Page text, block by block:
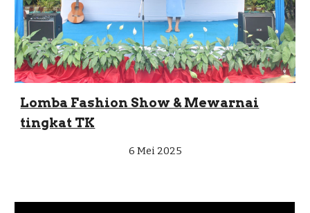
Lomba Fashion Show & Mewarnai
tingkat TK
6 Mei 2025